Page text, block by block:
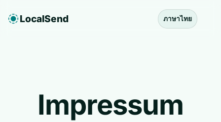
LocalSend ภาษาไทย
Impressum